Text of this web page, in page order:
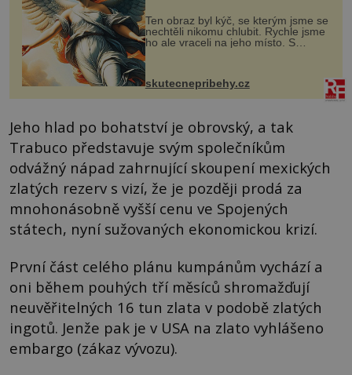
Ten obraz byl kýč, se kterým jsme se
nechtěli nikomu chlubit. Rychle jsme
ho ale vraceli na jeho místo. S
manželem Vaškem jsme si pořídili
chaloupku, takový domek na severu
Čech, kde jsme si naplánova...
skutecnepribehy.cz
Jeho hlad po bohatství je obrovský, a tak
Trabuco představuje svým společníkům
odvážný nápad zahrnující skoupení mexických
zlatých rezerv s vizí, že je později prodá za
mnohonásobně vyšší cenu ve Spojených
státech, nyní sužovaných ekonomickou krizí.
První část celého plánu kumpánům vychází a
oni během pouhých tří měsíců shromažďují
neuvěřitelných 16 tun zlata v podobě zlatých
ingotů. Jenže pak je v USA na zlato vyhlášeno
embargo (zákaz vývozu).